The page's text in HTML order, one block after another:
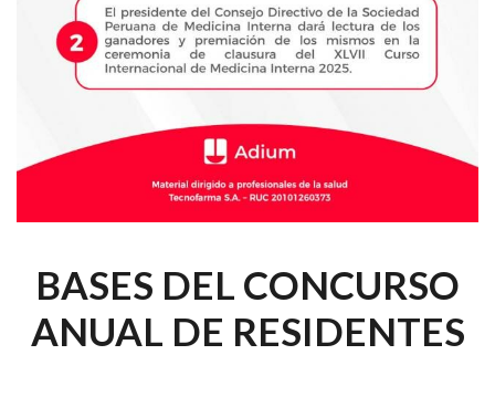
BASES DEL CONCURSO
ANUAL DE RESIDENTES